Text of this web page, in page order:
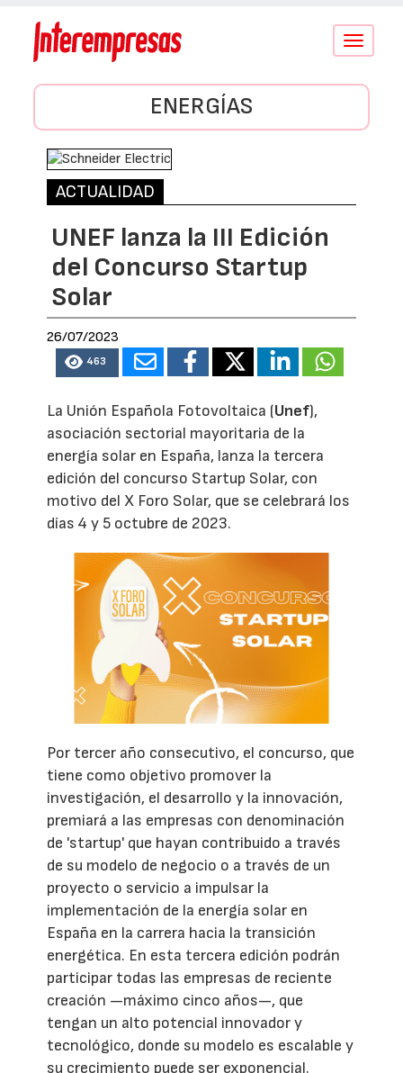
Conmutar
ENERGÍAS
ACTUALIDAD
UNEF lanza la III Edición
del Concurso Startup
Solar
26/07/2023
463
La Unión Española Fotovoltaica (Unef),
asociación sectorial mayoritaria de la
energía solar en España, lanza la tercera
edición del concurso Startup Solar, con
motivo del X Foro Solar, que se celebrará los
días 4 y 5 octubre de 2023.
Por tercer año consecutivo, el concurso, que
tiene como objetivo promover la
investigación, el desarrollo y la innovación,
premiará a las empresas con denominación
de 'startup' que hayan contribuido a través
de su modelo de negocio o a través de un
proyecto o servicio a impulsar la
implementación de la energía solar en
España en la carrera hacia la transición
energética. En esta tercera edición podrán
participar todas las empresas de reciente
creación —máximo cinco años—, que
tengan un alto potencial innovador y
tecnológico, donde su modelo es escalable y
su crecimiento puede ser exponencial.